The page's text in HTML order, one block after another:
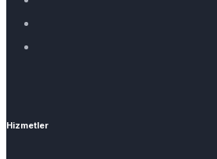
Hizmetler